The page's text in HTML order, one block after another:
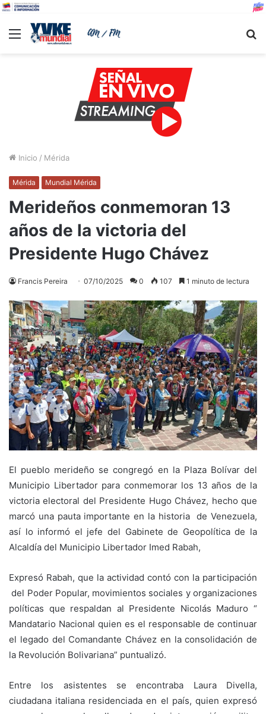
Menu
Inicio / Mérida
Mérida Mundial Mérida
Merideños conmemoran 13
años de la victoria del
Presidente Hugo Chávez
Francis Pereira 07/10/2025 0 107 1 minuto de lectura
El pueblo merideño se congregó en la Plaza Bolívar del
Municipio Libertador para conmemorar los 13 años de la
victoria electoral del Presidente Hugo Chávez, hecho que
marcó una pauta importante en la historia de Venezuela,
así lo informó el jefe del Gabinete de Geopolítica de la
Alcaldía del Municipio Libertador Imed Rabah,
Expresó Rabah, que la actividad contó con la participación
del Poder Popular, movimientos sociales y organizaciones
políticas que respaldan al Presidente Nicolás Maduro “
Mandatario Nacional quien es el responsable de continuar
el legado del Comandante Chávez en la consolidación de
la Revolución Bolivariana” puntualizó.
Entre los asistentes se encontraba Laura Divella,
ciudadana italiana residenciada en el país, quien expresó